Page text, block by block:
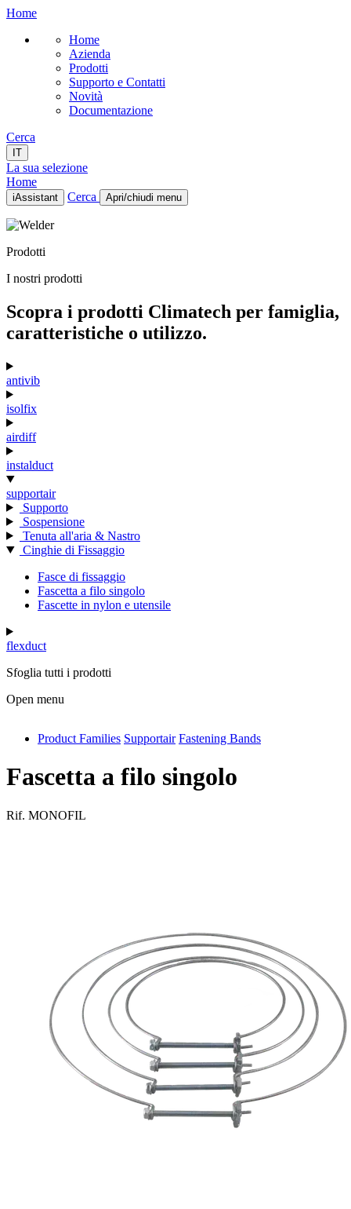
Home
Home
Azienda
Prodotti
Supporto e Contatti
Novità
Documentazione
Cerca
IT
La sua selezione
Home
iAssistant Cerca Apri/chiudi menu
Home
Prodotti
Novità
IT
Prodotti
I nostri prodotti
Scopra i prodotti Climatech per famiglia,
caratteristiche o utilizzo.
antivib
isolfix
airdiff
instalduct
supportair
Supporto
Sospensione
Tenuta all'aria & Nastro
Cinghie di Fissaggio
Fasce di fissaggio
Fascetta a filo singolo
Fascette in nylon e utensile
flexduct
Sfoglia tutti i prodotti
Open menu
antivib
Product Families Supportair Fastening Bands
Fascetta a filo singolo
Rif. MONOFIL